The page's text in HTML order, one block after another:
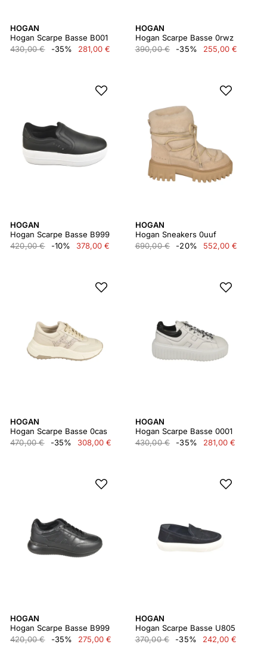
HOGAN
Hogan Scarpe Basse B001
430,00 €
-35% 281,00 €
HOGAN
Hogan Scarpe Basse 0rwz
390,00 €
-35% 255,00 €
HOGAN
Hogan Scarpe Basse B999
420,00 €
-10% 378,00 €
HOGAN
Hogan Sneakers 0uuf
690,00 €
-20% 552,00 €
HOGAN
Hogan Scarpe Basse 0cas
470,00 €
-35% 308,00 €
HOGAN
Hogan Scarpe Basse 0001
430,00 €
-35% 281,00 €
HOGAN
Hogan Scarpe Basse B999
420,00 €
-35% 275,00 €
HOGAN
Hogan Scarpe Basse U805
370,00 €
-35% 242,00 €